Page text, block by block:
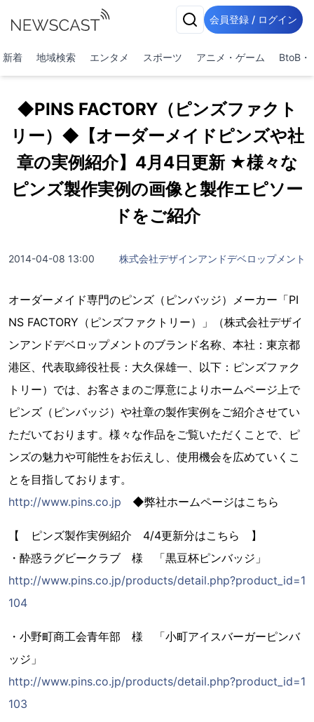
会員登録 / ログイン
新着 地域検索 エンタメ スポーツ アニメ・ゲーム BtoB・
◆PINS FACTORY（ピンズファクト
リー）◆【オーダーメイドピンズや社
章の実例紹介】4月4日更新 ★様々な
ピンズ製作実例の画像と製作エピソー
ドをご紹介
2014-04-08 13:00 株式会社デザインアンドデベロップメント
オーダーメイド専門のピンズ（ピンバッジ）メーカー「PI
NS FACTORY（ピンズファクトリー）」（株式会社デザイ
ンアンドデベロップメントのブランド名称、本社：東京都
港区、代表取締役社長：大久保雄一、以下：ピンズファク
トリー）では、お客さまのご厚意によりホームページ上で
ピンズ（ピンバッジ）や社章の製作実例をご紹介させてい
ただいております。様々な作品をご覧いただくことで、ピ
ンズの魅力や可能性をお伝えし、使用機会を広めていくこ
とを目指しております。
http://www.pins.co.jp ◆弊社ホームページはこちら
【 ピンズ製作実例紹介 4/4更新分はこちら 】
・酔惑ラグビークラブ 様 「黒豆杯ピンバッジ」
http://www.pins.co.jp/products/detail.php?product_id=1
104
・小野町商工会青年部 様 「小町アイスバーガーピンバ
ッジ」
http://www.pins.co.jp/products/detail.php?product_id=1
103